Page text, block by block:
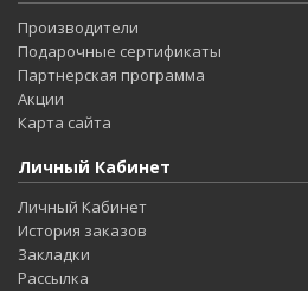
Производители
Подарочные сертификаты
Партнерская программа
Акции
Карта сайта
Личный Кабинет
Личный Кабинет
История заказов
Закладки
Рассылка